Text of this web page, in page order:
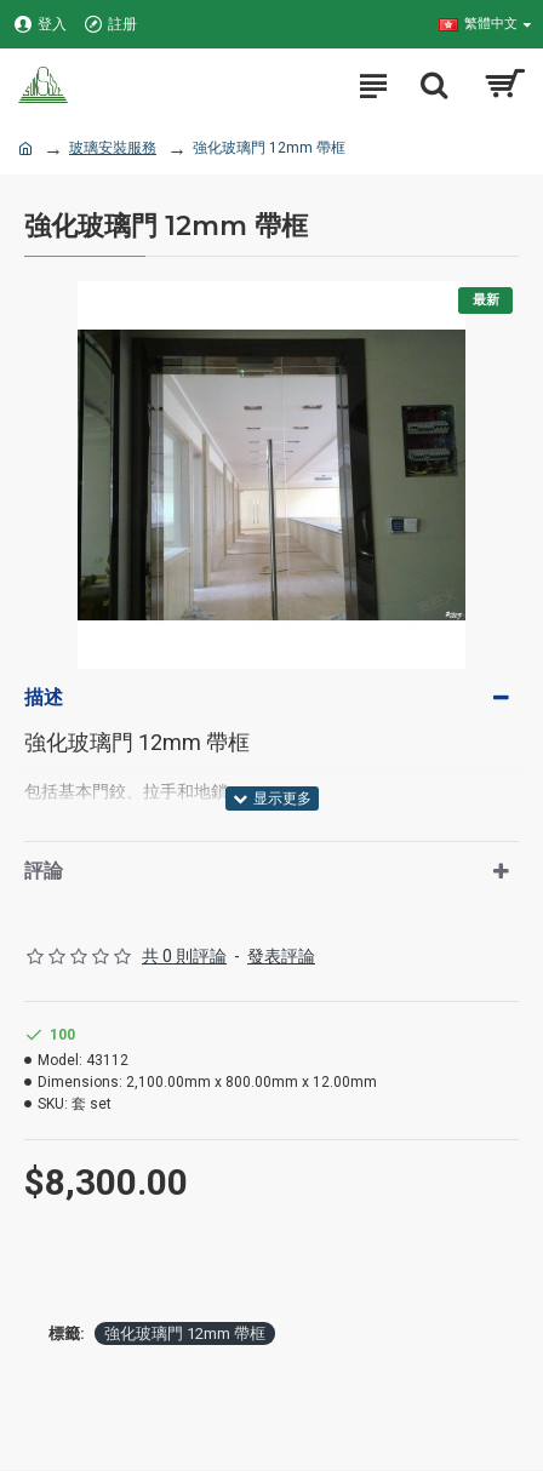
登入 註册 繁體中文
玻璃安裝服務 強化玻璃門 12mm 帶框
強化玻璃門 12mm 帶框
最新
描述
強化玻璃門 12mm 帶框
包括基本門鉸、拉手和地鎖。
圖片只作參考
評論
共 0 則評論 - 發表評論
$8,300.00
100
Model: 43112
Dimensions: 2,100.00mm x 800.00mm x 12.00mm
SKU: 套 set
標籤: 強化玻璃門 12mm 帶框